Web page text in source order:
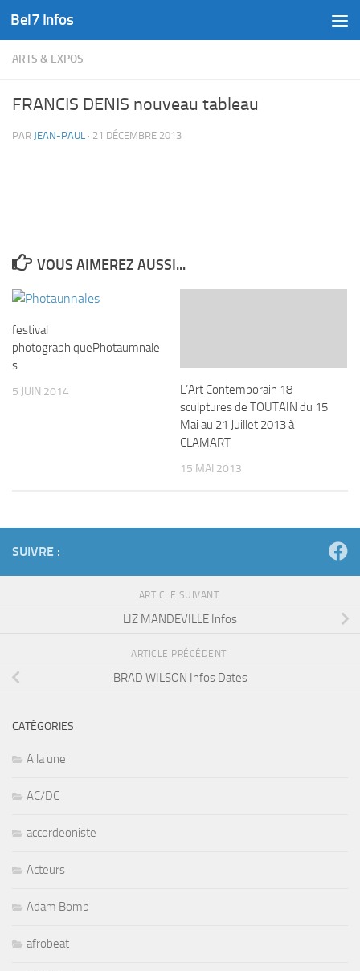
Skip to content
Bel7 Infos
ARTS & EXPOS
FRANCIS DENIS nouveau tableau
PAR JEAN-PAUL · 21 DÉCEMBRE 2013
VOUS AIMEREZ AUSSI...
festival
photographiquePhotaumnale
s
5 JUIN 2014
L’Art Contemporain 18
sculptures de TOUTAIN du 15
Mai au 21 Juillet 2013 à
CLAMART
15 MAI 2013
SUIVRE :
ARTICLE SUIVANT
LIZ MANDEVILLE Infos
ARTICLE PRÉCÉDENT
BRAD WILSON Infos Dates
CATÉGORIES
A la une
AC/DC
accordeoniste
Acteurs
Adam Bomb
afrobeat